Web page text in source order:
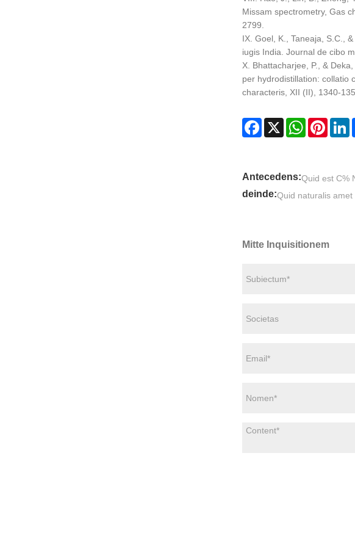
Missam spectrometry, Gas
2799.
IX. Goel, K., Taneaja, S.C.,
iugis India. Journal de cibo
X. Bhattacharjee, P., &
per hydrodistillation: collatio
characteris, XII (II), 1340-
Facebook
X WhatsApp
Antecedens:Quid est C%
deinde:Quid naturalis
Mitte Inquisitionem